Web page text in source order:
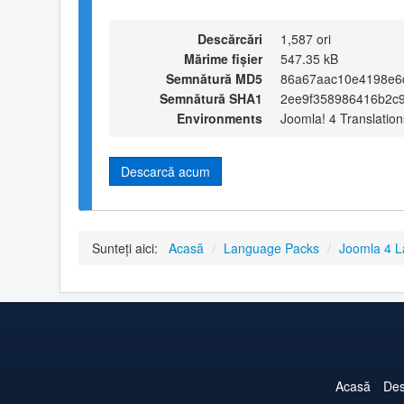
Descărcări
1,587 ori
Mărime fișier
547.35 kB
Semnătură MD5
Semnătură SHA1
Environments
Joomla! 4
Descarcă acum
Sunteți aici: Acasă / Language Packs / Joomla 4
Acasă